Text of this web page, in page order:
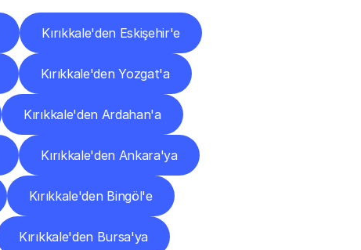
Kırıkkale'den Eskişehir'e
Kırıkkale'den Yozgat'a
Kırıkkale'den Ardahan'a
Kırıkkale'den Ankara'ya
Kırıkkale'den Bingöl'e
Kırıkkale'den Bursa'ya